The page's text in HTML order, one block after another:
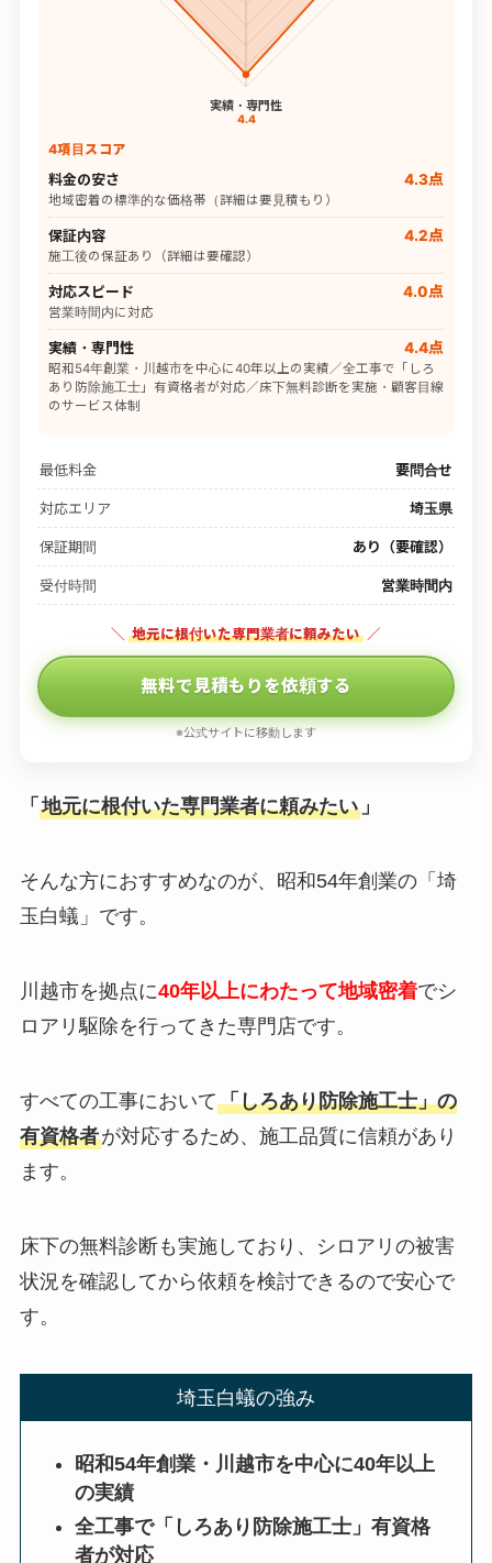
実績・専門性
4.4
4項目スコア
料金の安さ 4.3点
地域密着の標準的な価格帯（詳細は要見積もり）
保証内容 4.2点
施工後の保証あり（詳細は要確認）
対応スピード 4.0点
営業時間内に対応
実績・専門性 4.4点
昭和54年創業・川越市を中心に40年以上の実績／全工事で「しろ
あり防除施工士」有資格者が対応／床下無料診断を実施・顧客目線
のサービス体制
最低料金 要問合せ
対応エリア 埼玉県
保証期間 あり（要確認）
受付時間 営業時間内
＼ 地元に根付いた専門業者に頼みたい ／
無料で見積もりを依頼する
※公式サイトに移動します
「 地元に根付いた専門業者に頼みたい」
そんな方におすすめなのが、昭和54年創業の「埼
玉白蟻」です。
川越市を拠点に40年以上にわたって地域密着でシ
ロアリ駆除を行ってきた専門店です。
すべての工事において「しろあり防除施工士」の
有資格者が対応するため、施工品質に信頼があり
ます。
床下の無料診断も実施しており、シロアリの被害
状況を確認してから依頼を検討できるので安心で
す。
埼玉白蟻の強み
昭和54年創業・川越市を中心に40年以上
の実績
全工事で「しろあり防除施工士」有資格
者が対応